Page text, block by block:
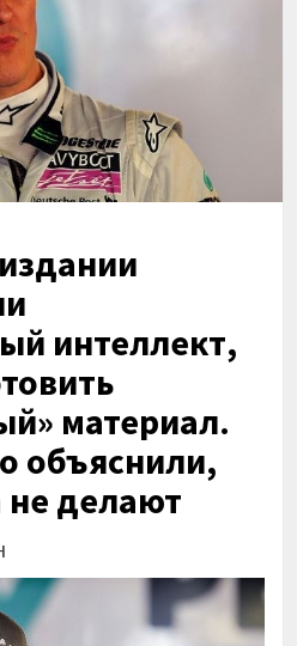
интеллект,
материал.
объяснили,
не делают